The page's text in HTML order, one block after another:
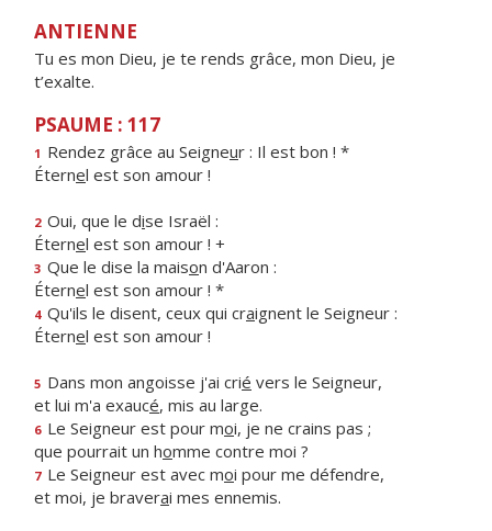
ANTIENNE
Tu es mon Dieu, je te rends grâce, mon Dieu, je
t’exalte.
PSAUME : 117
1 Rendez grâce au Seigneur : Il est bon ! *
Éternel est son amour !
2 Oui, que le dise Israël :
Éternel est son amour ! +
3 Que le dise la maison d'Aaron :
Éternel est son amour ! *
4 Qu'ils le disent, ceux qui craignent le Seigneur :
Éternel est son amour !
5 Dans mon angoisse j'ai crié vers le Seigneur,
et lui m'a exaucé, mis au large.
6 Le Seigneur est pour moi, je ne crains pas ;
que pourrait un homme contre moi ?
7 Le Seigneur est avec moi pour me défendre,
et moi, je braverai mes ennemis.